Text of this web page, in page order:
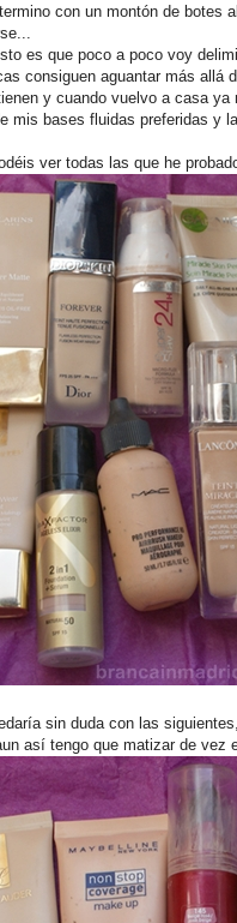
con un montón de botes
es que poco a poco voy
consiguen aguantar más allá
y cuando vuelvo a casa
mis bases fluidas preferidas y
ver todas las que he
sin duda con las
así tengo que matizar de vez